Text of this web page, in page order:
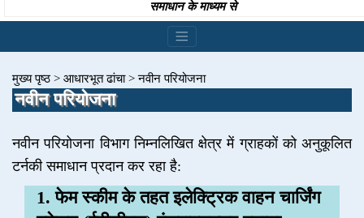
समाधान के माध्यम से
मुख्य पृष्ठ> आधारभूत ढांचा>नवीन परियोजना
नवीन परियोजना
नवीन परियोजना विभाग निम्नलिखित क्षेत्र में ग्राहकों को अनुकूलित
टर्नकी समाधान प्रदान कर रहा है:
1. फेम स्कीम के तहत इलेक्ट्रिक वाहन चार्जिंग